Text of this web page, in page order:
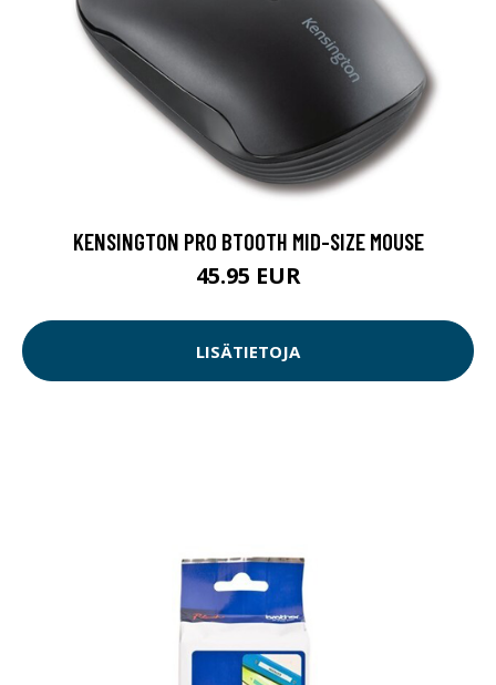
KENSINGTON PRO BTOOTH MID-SIZE MOUSE
45.95 EUR
LISÄTIETOJA